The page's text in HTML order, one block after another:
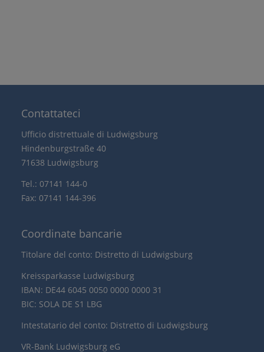
Contattateci
Ufficio distrettuale di Ludwigsburg
Hindenburgstraße 40
71638 Ludwigsburg
Tel.: 07141 144-0
Fax: 07141 144-396
Coordinate bancarie
Titolare del conto: Distretto di Ludwigsburg
Kreissparkasse Ludwigsburg
IBAN: DE44 6045 0050 0000 0000 31
BIC: SOLA DE S1 LBG
Intestatario del conto: Distretto di Ludwigsburg
VR-Bank Ludwigsburg eG